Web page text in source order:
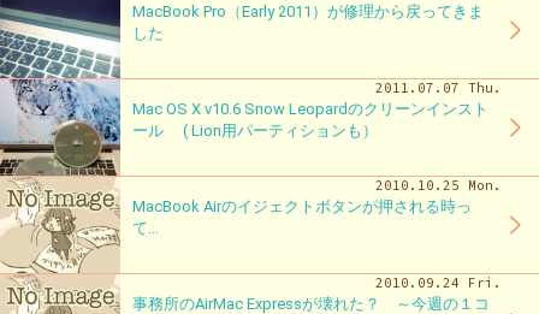
MacBook Pro（Early 2011）が修理から戻ってきま
した
2011.07.07 Thu.
Mac OS X v10.6 Snow Leopardのクリーンインスト
ール ( Lion用パーティションも）
2010.10.25 Mon.
MacBook Airのイジェクトボタンが押される時っ
て…
2010.09.24 Fri.
事務所のAirMac Expressが壊れた？ ～今週の１コ